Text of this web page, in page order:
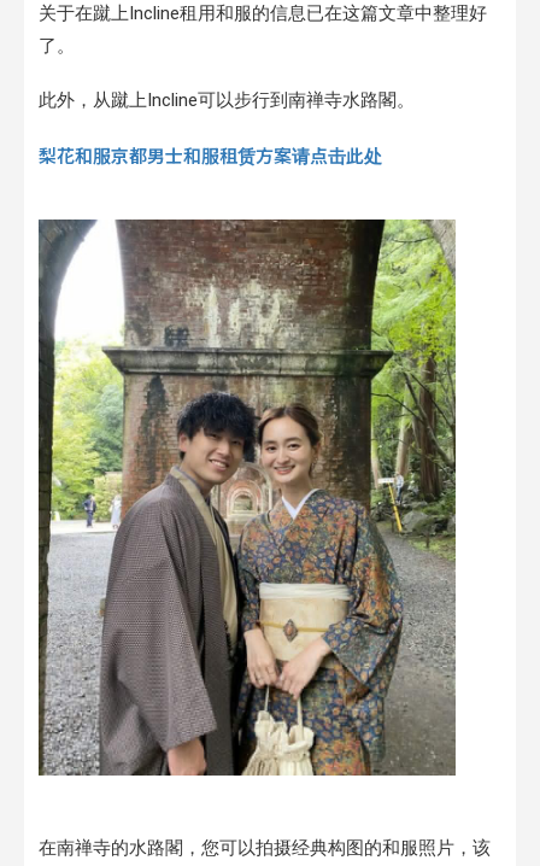
关于在蹴上Incline租用和服的信息已在这篇文章中整理好
了。
此外，从蹴上Incline可以步行到南禅寺水路閣。
梨花和服京都男士和服租赁方案请点击此处
在南禅寺的水路閣，您可以拍摄经典构图的和服照片，该